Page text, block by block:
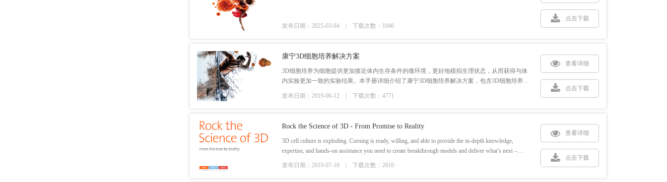
发布日期：2025-03-04 | 下载次数：1046
点击下载
康宁3D细胞培养解决方案
3D细胞培养为细胞提供更加接近体内生存条件的微环境，更好地模拟生理状态，从而获得与体
内实验更加一致的实验结果。本手册详细介绍了康宁3D细胞培养解决方案，包含3D细胞培养产
发布日期：2019-06-12 | 下载次数：4771
查看详细
点击下载
Rock the Science of 3D - From Promise to Reality
3D cell culture is exploding. Corning is ready, willing, and able to provide the in-depth knowledge,
expertise, and hands-on assistance you need to create breakthrough models and deliver what’s next –
发布日期：2019-07-16 | 下载次数：2810
查看详细
点击下载